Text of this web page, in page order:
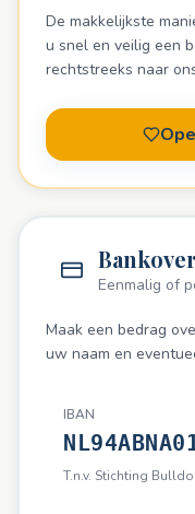
De makkelijkste
u snel en veilig een
rechtstreeks naar
Eenmalig of
Maak een bedrag
uw naam en
IBAN
T.n.v. Stichting